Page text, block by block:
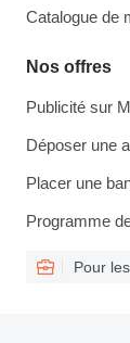
Catalogue de
Nos offres
Publicité sur
Déposer une
Placer une
Programme
Pour